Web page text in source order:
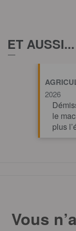
ET AUSSI...
2026
le
plus
Vous